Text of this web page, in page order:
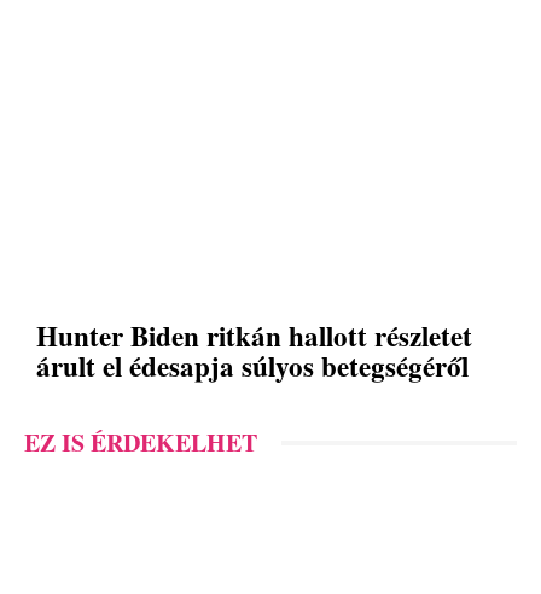
Hunter Biden ritkán hallott részletet
árult el édesapja súlyos betegségéről
EZ IS ÉRDEKELHET